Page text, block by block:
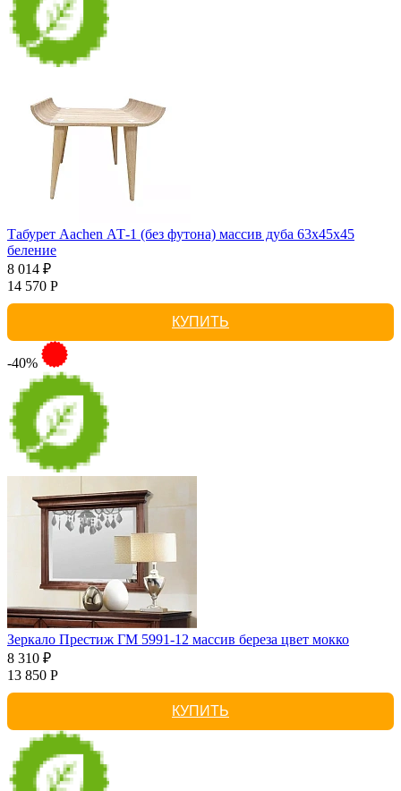
Табурет Aachen АТ-1 (без футона) массив дуба 63х45х45
беление
8 014 ₽
14 570 Р
КУПИТЬ
-40%
Зеркало Престиж ГМ 5991-12 массив береза цвет мокко
8 310 ₽
13 850 Р
КУПИТЬ